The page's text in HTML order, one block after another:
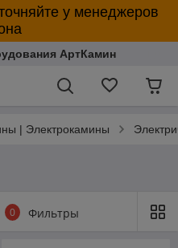
у менеджеров
АртКамин
| Электрокамины
0 Фильтры